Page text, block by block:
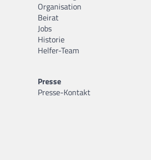
Organisation
Beirat
Jobs
Historie
Helfer-Team
Presse
Presse-Kontakt